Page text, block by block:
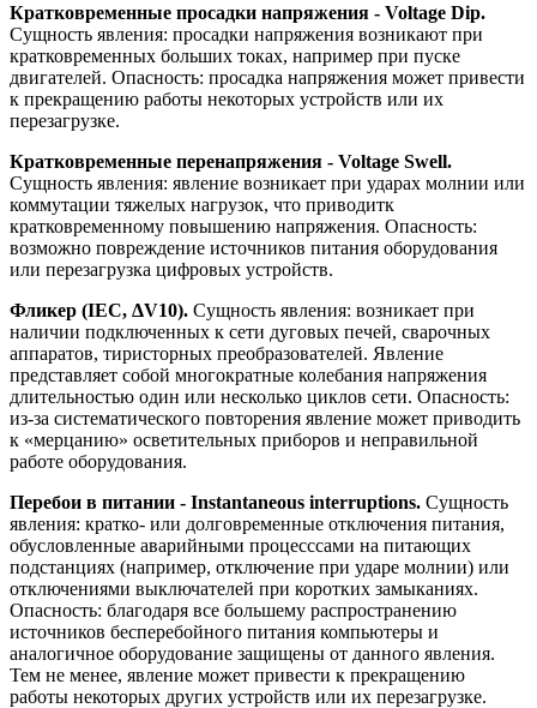
Кратковременные просадки напряжения - Voltage Dip.
Сущность явления: просадки напряжения возникают при
кратковременных больших токах, например при пуске
двигателей. Опасность: просадка напряжения может привести
к прекращению работы некоторых устройств или их
перезагрузке.
Кратковременные перенапряжения - Voltage Swell.
Сущность явления: явление возникает при ударах молнии или
коммутации тяжелых нагрузок, что приводитк
кратковременному повышению напряжения. Опасность:
возможно повреждение источников питания оборудования
или перезагрузка цифровых устройств.
Фликер (IEC, ΔV10). Сущность явления: возникает при
наличии подключенных к сети дуговых печей, сварочных
аппаратов, тиристорных преобразователей. Явление
представляет собой многократные колебания напряжения
длительностью один или несколько циклов сети. Опасность:
из-за систематического повторения явление может приводить
к «мерцанию» осветительных приборов и неправильной
работе оборудования.
Перебои в питании - Instantaneous interruptions. Сущность
явления: кратко- или долговременные отключения питания,
обусловленные аварийными процесссами на питающих
подстанциях (например, отключение при ударе молнии) или
отключениями выключателей при коротких замыканиях.
Опасность: благодаря все большему распространению
источников бесперебойного питания компьютеры и
аналогичное оборудование защищены от данного явления.
Тем не менее, явление может привести к прекращению
работы некоторых других устройств или их перезагрузке.